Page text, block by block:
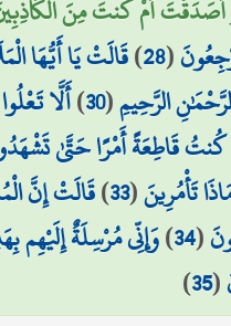
أَمْ كُنتَ مِنَ الْكَاذِبِينَ
(
28
)قَالَتْ يَا أَيُّهَا
الرَّحِيمِ(
30
)أَلَّا
كُنتُ قَاطِعَةً أَمْرًا حَتَّىٰ
تَأْمُرِينَ(
33
)قَالَتْ إِنَّ
(
34
)وَإِنِّي مُرْسِلَةٌ إِلَيْهِم
(
35
)